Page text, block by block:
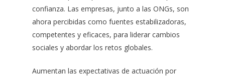
confianza. Las empresas, junto a las ONGs, son
ahora percibidas como fuentes estabilizadoras,
competentes y eficaces, para liderar cambios
sociales y abordar los retos globales.
Aumentan las expectativas de actuación por